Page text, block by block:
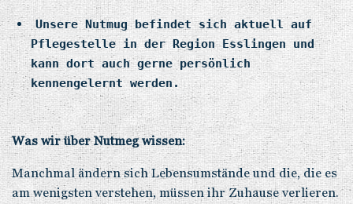
Unsere Nutmug befindet sich aktuell auf
Pflegestelle in der Region Esslingen und
kann dort auch gerne persönlich
kennengelernt werden.
Was wir über Nutmeg wissen:
Manchmal ändern sich Lebensumstände und die, die es
am wenigsten verstehen, müssen ihr Zuhause verlieren.